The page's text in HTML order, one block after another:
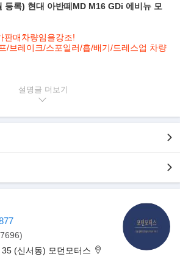
등록) 현대 아반떼MD M16 GDi 에비뉴 모
판매차량임을강조!
/브레이크/스포일러/흡/배기/드레스업 차량
설명글
(신서동) 모던모터스